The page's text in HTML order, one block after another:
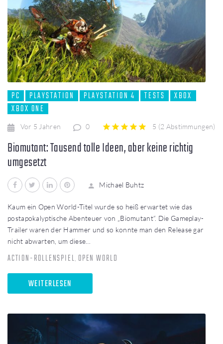
PC PLAYSTATION PLAYSTATION 4 TESTS
XBOX
XBOX ONE
Vor 5 Jahren 0 5 (2 Abstimmungen)
Biomutant: Tausend tolle Ideen, aber keine richtig
umgesetzt
FacebookTwitterLinkedIn
Michael Buhtz
Kaum ein Open World-Titel wurde so heiß erwartet wie das
postapokalyptische Abenteuer von „Biomutant“. Die Gameplay-
Trailer waren der Hammer und so konnte man den Release gar
nicht abwarten, um diese…
ACTION-ROLLENSPIEL OPEN WORLD
WEITERLESEN